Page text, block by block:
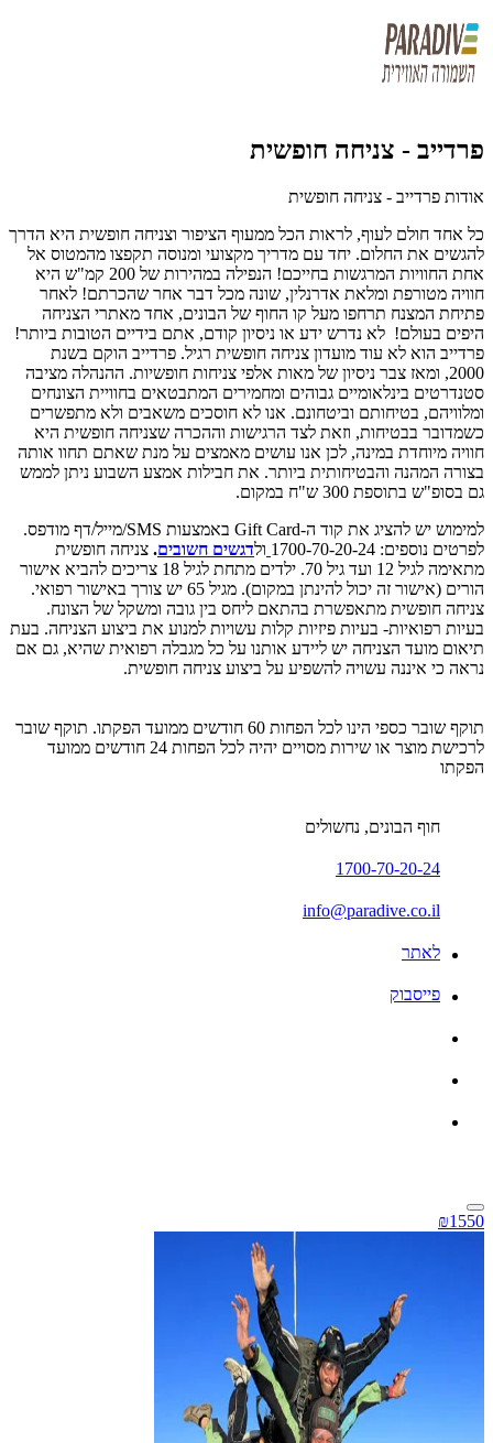
פרדייב - צניחה חופשית
אודות פרדייב - צניחה חופשית
כל אחד חולם לעוף, לראות הכל ממעוף הציפור וצניחה חופשית היא הדרך
להגשים את החלום. יחד עם מדריך מקצועי ומנוסה תקפצו מהמטוס אל
אחת החוויות המרגשות בחייכם! הנפילה במהירות של 200 קמ"ש היא
חוויה מטורפת ומלאת אדרנלין, שונה מכל דבר אחר שהכרתם! לאחר
פתיחת המצנח תרחפו מעל קו החוף של הבונים, אחד מאתרי הצניחה
היפים בעולם! לא נדרש ידע או ניסיון קודם, אתם בידיים הטובות ביותר!
פרדייב הוא לא עוד מועדון צניחה חופשית רגיל. פרדייב הוקם בשנת
2000, ומאז צבר ניסיון של מאות אלפי צניחות חופשיות. ההנהלה מציבה
סטנדרטים בינלאומיים גבוהים ומחמירים המתבטאים בחוויית הצונחים
ומלוויהם, בטיחותם וביטחונם. אנו לא חוסכים משאבים ולא מתפשרים
כשמדובר בבטיחות, וזאת לצד הרגישות וההכרה שצניחה חופשית היא
חוויה מיוחדת במינה, לכן אנו עושים מאמצים על מנת שאתם תחוו אותה
בצורה המהנה והבטיחותית ביותר. את חבילות אמצע השבוע ניתן לממש
גם בסופ"ש בתוספת 300 ש"ח במקום.
למימוש יש להציג את קוד ה-Gift Card באמצעות SMS/מייל/דף מודפס.
לפרטים נוספים: 1700-70-20-24
ולדגשים חשובים. צניחה חופשית
מתאימה לגיל 12 ועד גיל 70. ילדים מתחת לגיל 18 צריכים להביא אישור
הורים (אישור זה יכול להינתן במקום). מגיל 65 יש צורך באישור רפואי.
צניחה חופשית מתאפשרת בהתאם ליחס בין גובה ומשקל של הצונח.
בעיות רפואיות- בעיות פיזיות קלות עשויות למנוע את ביצוע הצניחה. בעת
תיאום מועד הצניחה יש ליידע אותנו על כל מגבלה רפואית שהיא, גם אם
נראה כי איננה עשויה להשפיע על ביצוע צניחה חופשית.
תוקף שובר כספי הינו לכל הפחות 60 חודשים ממועד הפקתו. תוקף שובר
לרכישת מוצר או שירות מסויים יהיה לכל הפחות 24 חודשים ממועד
הפקתו
חוף הבונים, נחשולים
1700-70-20-24
info@paradive.co.il
לאתר
פייסבוק
₪1550